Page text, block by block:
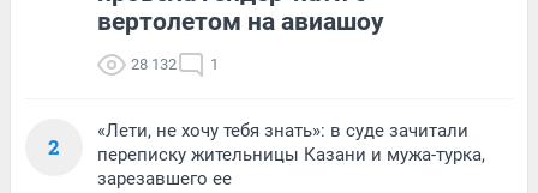
вертолетом на авиашоу
28 132 1
2
«Лети, не хочу тебя знать»: в суде зачитали
переписку жительницы Казани и мужа-турка,
зарезавшего ее